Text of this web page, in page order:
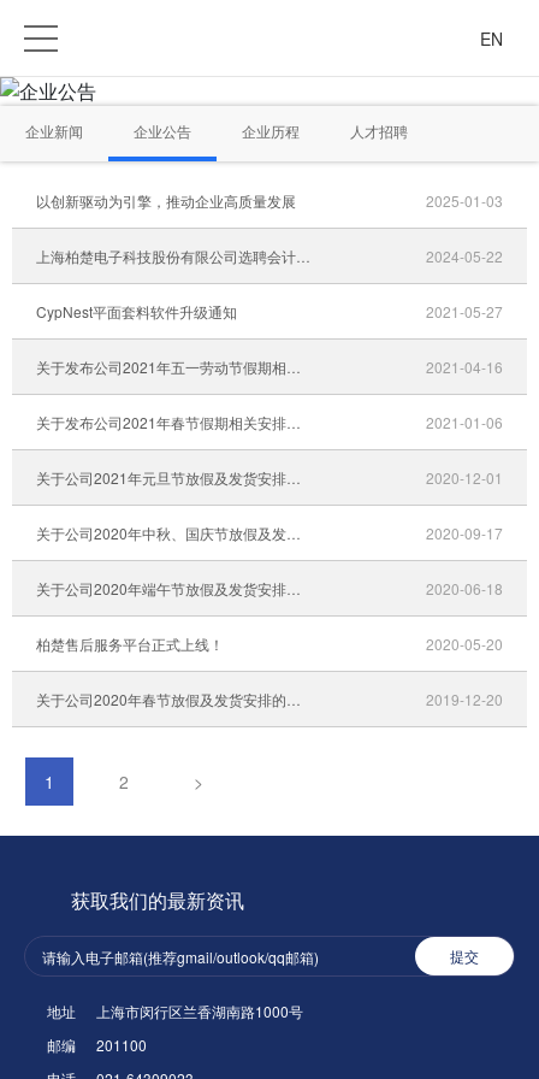
EN
企业新闻 企业公告 企业历程 人才招聘
以创新驱动为引擎，推动企业高质量发展 2025-01-03
2024-05-22
CypNest平面套料软件升级通知 2021-05-27
2021-04-16
关于发布公司2021年春节假期相关安排的通知 2021-01-06
2020-12-01
关于公司2020年中秋、国庆节放假及发货安排的通知 2020-09-17
2020-06-18
柏楚售后服务平台正式上线！ 2020-05-20
2019-12-20
1 2 >
获取我们的最新资讯
提交
地址
上海市闵行区兰香湖南路1000号
邮编
201100